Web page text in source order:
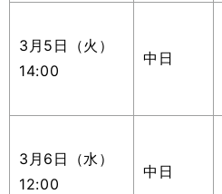
3月5日（火）
14:00
中日
3月6日（水）
12:00
中日